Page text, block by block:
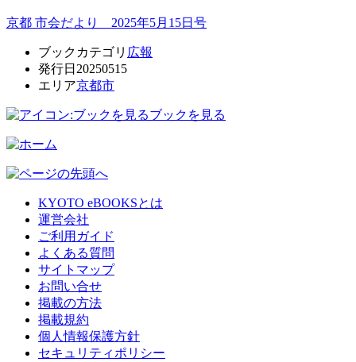
京都 市会だより 2025年5月15日号
ブックカテゴリ 広報
発行日 20250515
エリア京都市
ブックを見る
KYOTO eBOOKSとは
運営会社
ご利用ガイド
よくある質問
サイトマップ
お問い合せ
掲載の方法
掲載規約
個人情報保護方針
セキュリティポリシー